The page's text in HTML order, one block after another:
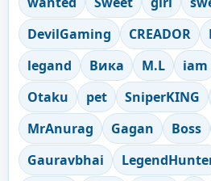
DevilGaming
CREADOR
legand
Вика M.L iam
Otaku
pet SniperKING
MrAnurag
Gagan Boss
Gauravbhai